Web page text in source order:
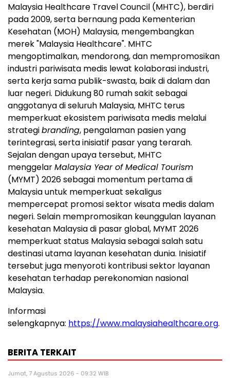
Malaysia Healthcare Travel Council (MHTC), berdiri
pada 2009, serta bernaung pada Kementerian
Kesehatan (MOH) Malaysia, mengembangkan
merek "Malaysia Healthcare". MHTC
mengoptimalkan, mendorong, dan mempromosikan
industri pariwisata medis lewat kolaborasi industri,
serta kerja sama publik-swasta, baik di dalam dan
luar negeri. Didukung 80 rumah sakit sebagai
anggotanya di seluruh Malaysia, MHTC terus
memperkuat ekosistem pariwisata medis melalui
strategibranding, pengalaman pasien yang
terintegrasi, serta inisiatif pasar yang terarah.
Sejalan dengan upaya tersebut, MHTC
menggelarMalaysia Year of Medical Tourism
(MYMT) 2026 sebagai momentum pertama di
Malaysia untuk memperkuat sekaligus
mempercepat promosi sektor wisata medis dalam
negeri. Selain mempromosikan keunggulan layanan
kesehatan Malaysia di pasar global, MYMT 2026
memperkuat status Malaysia sebagai salah satu
destinasi utama layanan kesehatan dunia. Inisiatif
tersebut juga menyoroti kontribusi sektor layanan
kesehatan terhadap perekonomian nasional
Malaysia.
Informasi
selengkapnya: https://www.malaysiahealthcare.org.
BERITA TERKAIT
Jumat, 7 Agustus 2026 - 09:32 WIB